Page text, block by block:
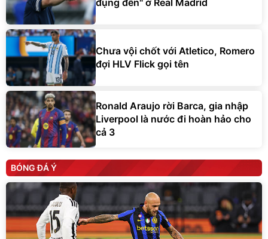
đụng đến" ở Real Madrid
Chưa vội chốt với Atletico, Romero
đợi HLV Flick gọi tên
Ronald Araujo rời Barca, gia nhập
Liverpool là nước đi hoàn hảo cho
cả 3
BÓNG ĐÁ Ý